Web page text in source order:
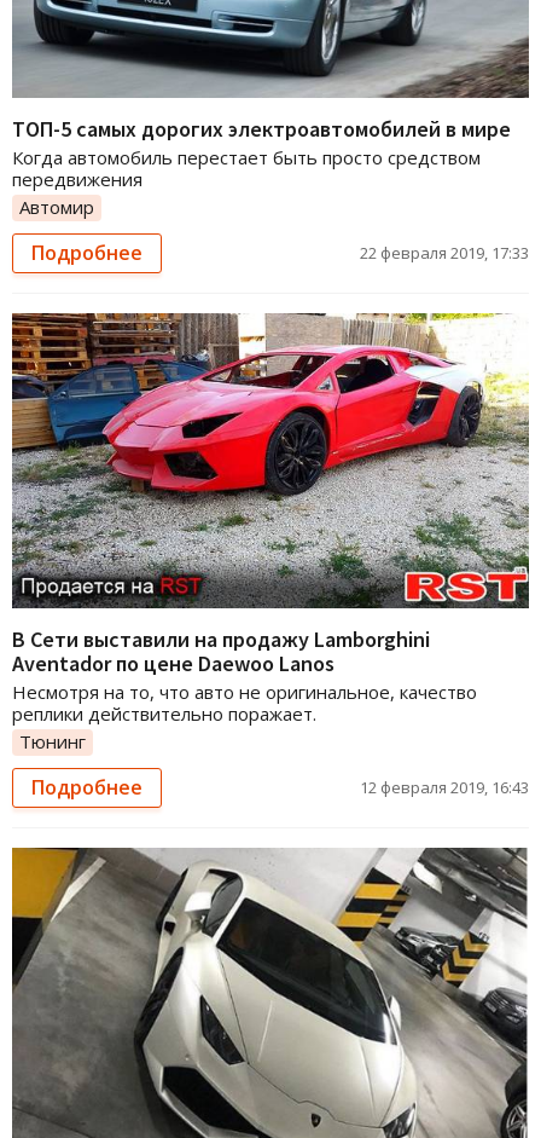
ТОП-5 самых дорогих электроавтомобилей в мире
Когда автомобиль перестает быть просто средством
передвижения
Автомир
Подробнее 22 февраля 2019, 17:33
В Сети выставили на продажу Lamborghini
Aventador по цене Daewoo Lanos
Несмотря на то, что авто не оригинальное, качество
реплики действительно поражает.
Тюнинг
Подробнее 12 февраля 2019, 16:43